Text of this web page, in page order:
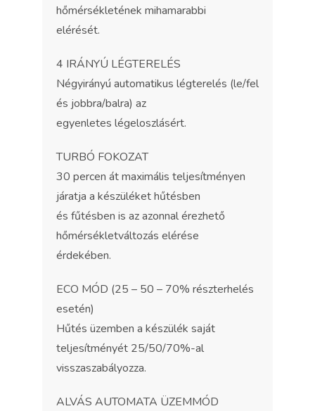
hőmérsékletének mihamarabbi
elérését.
4 IRÁNYÚ LÉGTERELÉS
Négyirányú automatikus légterelés (le/fel
és jobbra/balra) az
egyenletes légeloszlásért.
TURBÓ FOKOZAT
30 percen át maximális teljesítményen
járatja a készüléket hűtésben
és fűtésben is az azonnal érezhető
hőmérsékletváltozás elérése
érdekében.
ECO MÓD (25 – 50 – 70% részterhelés
esetén)
Hűtés üzemben a készülék saját
teljesítményét 25/50/70%-al
visszaszabályozza.
ALVÁS AUTOMATA ÜZEMMÓD